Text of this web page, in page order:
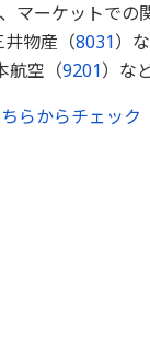
マーケットで
物産（8031）
航空（9201）な
らからチェック